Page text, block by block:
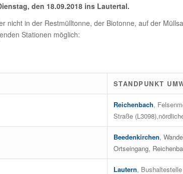
den 18.09.2018 ins Lautertal.
nicht in der Restmülltonne, der Biotonne, auf der
Stationen möglich:
STANDPUNKT
Reichenbach,
Straße
Beedenkirchen,
Ortseingang,
Lautern,